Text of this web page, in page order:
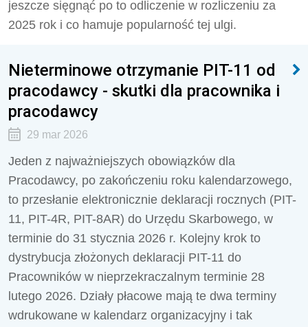
jeszcze sięgnąć po to odliczenie w rozliczeniu za
2025 rok i co hamuje popularność tej ulgi.
Nieterminowe otrzymanie PIT-11 od
pracodawcy - skutki dla pracownika i
pracodawcy
29 mar 2026
Jeden z najważniejszych obowiązków dla
Pracodawcy, po zakończeniu roku kalendarzowego,
to przesłanie elektronicznie deklaracji rocznych (PIT-
11, PIT-4R, PIT-8AR) do Urzędu Skarbowego, w
terminie do 31 stycznia 2026 r. Kolejny krok to
dystrybucja złożonych deklaracji PIT-11 do
Pracowników w nieprzekraczalnym terminie 28
lutego 2026. Działy płacowe mają te dwa terminy
wdrukowane w kalendarz organizacyjny i tak